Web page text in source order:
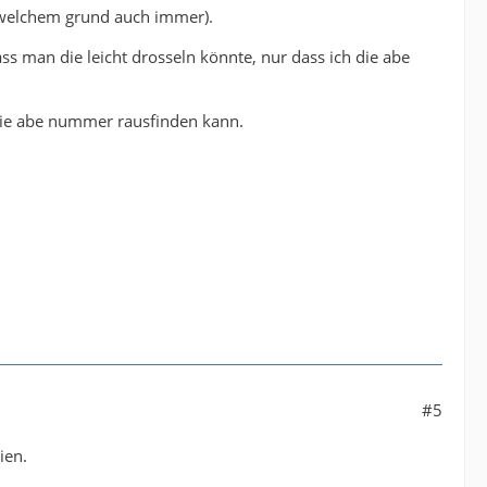
grund auch immer).
man die leicht drosseln könnte, nur dass ich die abe
abe nummer rausfinden kann.
#5